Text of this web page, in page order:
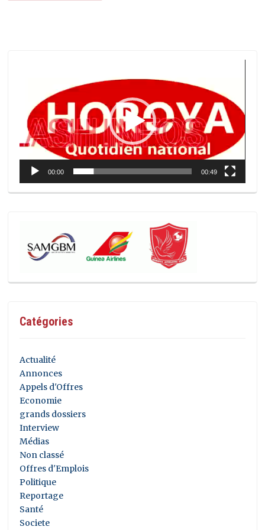
00:00 00:49
Catégories
Actualité
Annonces
Appels d'Offres
Economie
grands dossiers
Interview
Médias
Non classé
Offres d'Emplois
Politique
Reportage
Santé
Societe